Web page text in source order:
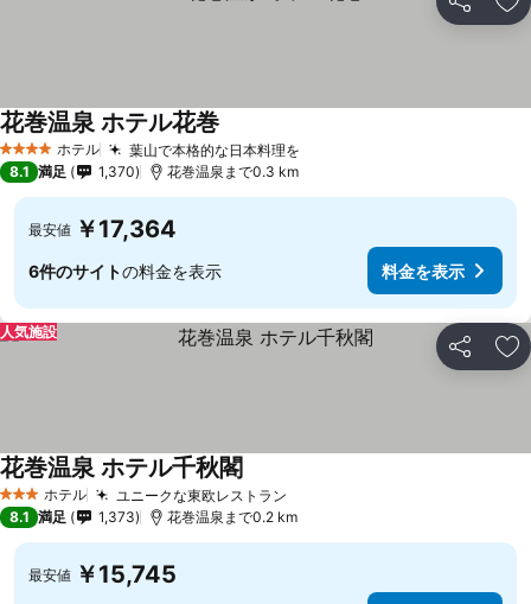
シェア お
4 ホテルのランク
ホテル 葉山で本格的な日本料理を
花巻温泉 ホテル花巻
8.1 満足 1,370 花巻温泉まで0.3 km
最安値 ￥17,364
6件のサイトの料金を表示 料金を表示
シェア お
人気施設
3 ホテルのランク
ホテル ユニークな東欧レストラン
花巻温泉 ホテル千秋閣
8.1 満足 1,373 花巻温泉まで0.2 km
最安値 ￥15,745